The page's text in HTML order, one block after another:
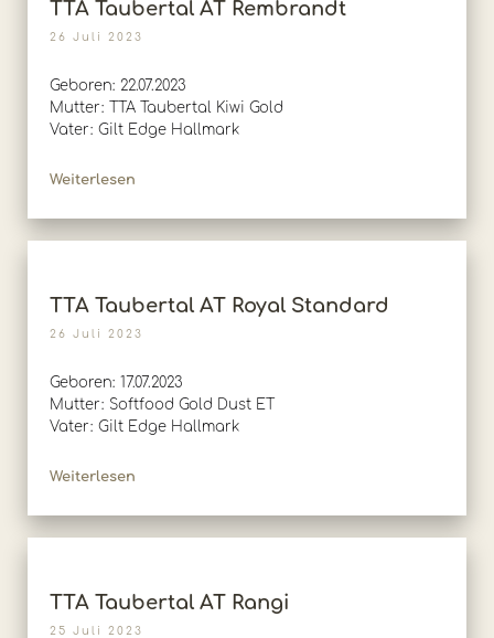
TTA Taubertal AT Rembrandt
26 Juli 2023
Geboren: 22.07.2023
Mutter: TTA Taubertal Kiwi Gold
Vater: Gilt Edge Hallmark
Weiterlesen
TTA Taubertal AT Royal Standard
26 Juli 2023
Geboren: 17.07.2023
Mutter: Softfood Gold Dust ET
Vater: Gilt Edge Hallmark
Weiterlesen
TTA Taubertal AT Rangi
25 Juli 2023